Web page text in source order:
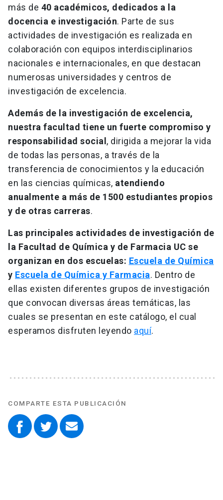
más de 40 académicos, dedicados a la
docencia e investigación. Parte de sus
actividades de investigación es realizada en
colaboración con equipos interdisciplinarios
nacionales e internacionales, en que destacan
numerosas universidades y centros de
investigación de excelencia.
Además de la investigación de excelencia,
nuestra facultad tiene un fuerte compromiso y
responsabilidad social , dirigida a mejorar la vida
de todas las personas, a través de la
transferencia de conocimientos y la educación
en las ciencias químicas, atendiendo
anualmente a más de 1500 estudiantes propios
y de otras carreras.
Las principales actividades de investigación de
la Facultad de Química y de Farmacia UC se
organizan en dos escuelas: Escuela de Química
y Escuela de Química y Farmacia. Dentro de
ellas existen diferentes grupos de investigación
que convocan diversas áreas temáticas, las
cuales se presentan en este catálogo, el cual
esperamos disfruten leyendo aquí.
COMPARTE ESTA PUBLICACIÓN